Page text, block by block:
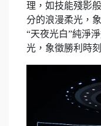
理，如技能殘影
分的浪漫柔光，
“天夜光白”純淨
光，象徵勝利時